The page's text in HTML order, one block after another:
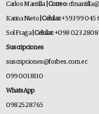
Carlos Mantilla | Correo:
Karina Nieto | Celular:+593 99 045
Sol Fraga| Celular:+098 023 2808
Suscripciones
suscripciones@forbes.com.ec
099 001 8110
WhatsApp
0982528765